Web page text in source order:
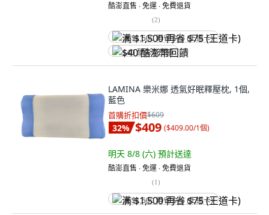
酷澎直售 ∙ 免運 ∙ 免費退貨
(2)
满 $1,500 再省 $75 (王道卡)
$40 酷澎幣回饋
LAMINA 樂米娜 透氣好眠釋壓枕, 1個,
藍色
首購折扣價$609
32% $409 ($409.00/1個)
明天 8/8 (六) 預計送達
酷澎直售 ∙ 免運 ∙ 免費退貨
(1)
满 $1,500 再省 $75 (王道卡)